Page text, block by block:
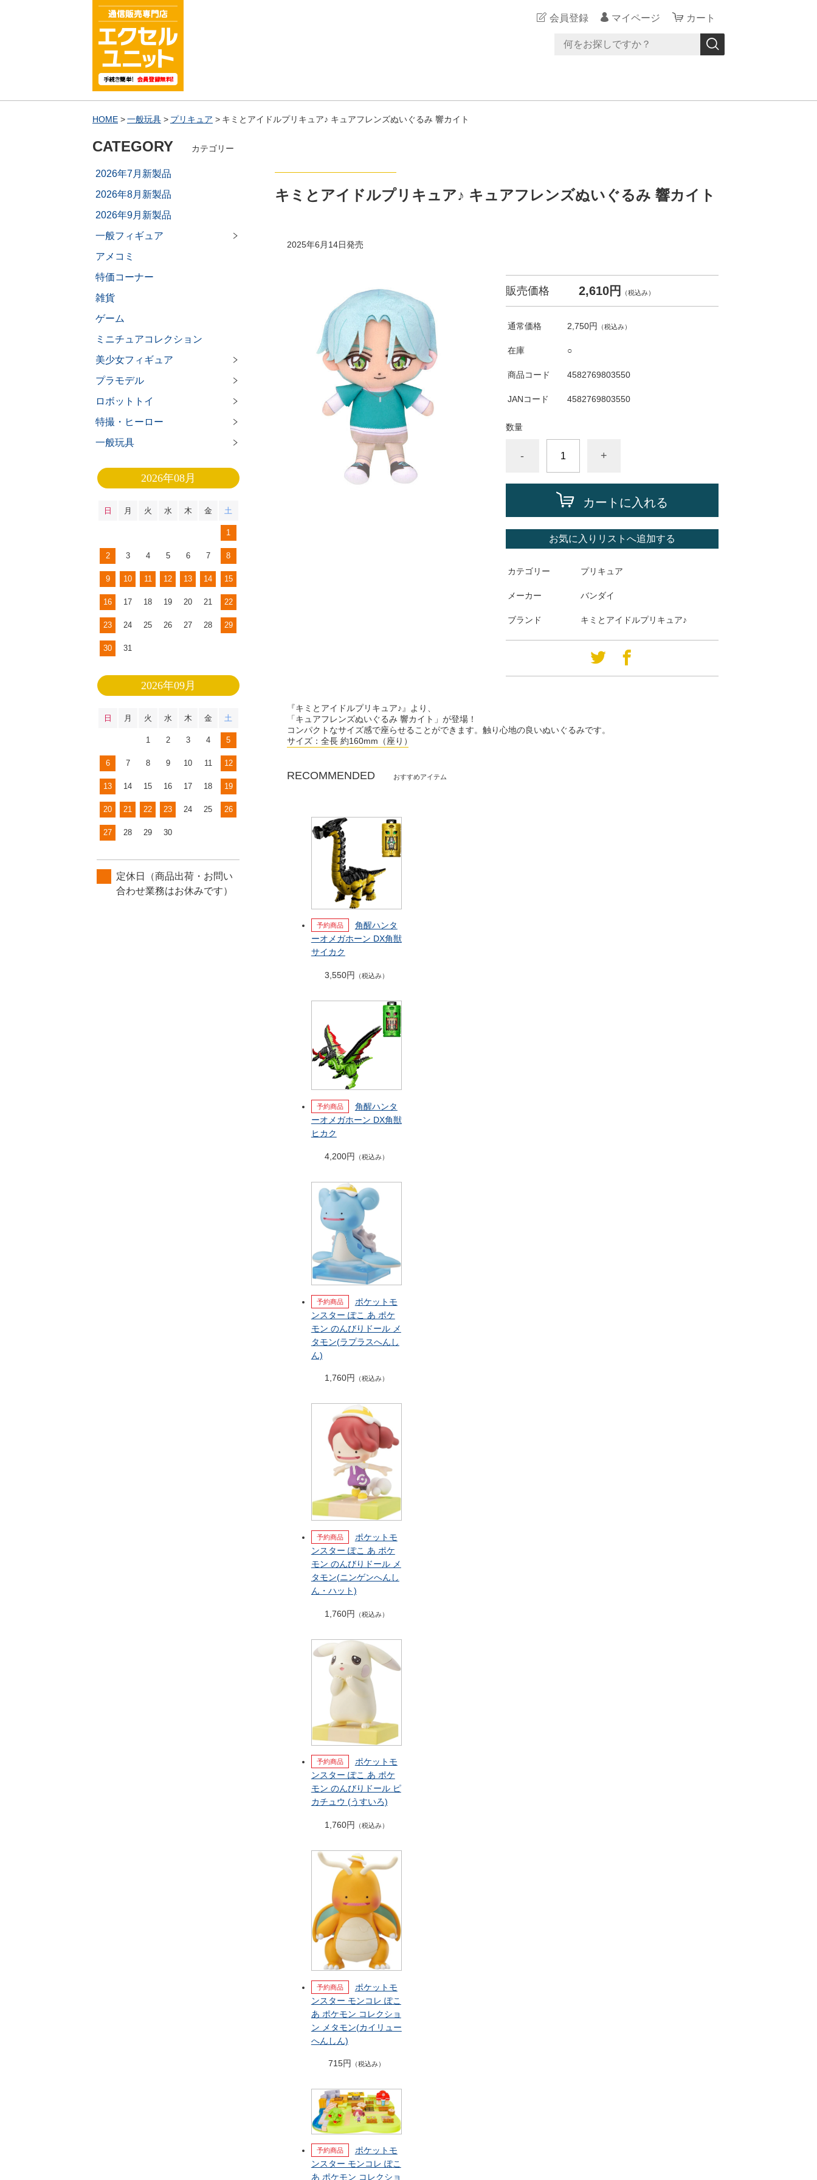
会員登録 マイページ カート
HOME 一般玩具 プリキュア キミとアイドルプリキュア♪ キュアフレンズぬいぐるみ 響カイト
キミとアイドルプリキュア♪ キュアフレンズぬいぐるみ 響カイト
2025年6月14日発売
販売価格 2,610円 （税込み）
通常価格 2,750円 （税込み）
在庫 ○
商品コード 4582769803550
JANコード 4582769803550
数量
- +
カートに入れる
お気に入りリストへ追加する
カテゴリー プリキュア
メーカー バンダイ
ブランド キミとアイドルプリキュア♪
『キミとアイドルプリキュア♪』より、
「キュアフレンズぬいぐるみ 響カイト」が登場！
コンパクトなサイズ感で座らせることができます。触り心地の良いぬいぐるみです。
サイズ：全長 約160mm（座り）
RECOMMENDED おすすめアイテム
角醒ハンタ
ーオメガホーン DX角獣
サイカク
3,550円 （税込み）
角醒ハンタ
ーオメガホーン DX角獣
ヒカク
4,200円 （税込み）
ポケットモ
ンスター ぽこ あ ポケ
モン のんびりドール メ
タモン(ラプラスへんし
ん)
1,760円 （税込み）
ポケットモ
ンスター ぽこ あ ポケ
モン のんびりドール メ
タモン(ニンゲンへんし
ん・ハット)
1,760円 （税込み）
ポケットモ
ンスター ぽこ あ ポケ
モン のんびりドール ピ
カチュウ (うすいろ)
1,760円 （税込み）
ポケットモ
ンスター モンコレ ぽこ
あ ポケモン コレクショ
ン メタモン(カイリュー
へんしん)
715円 （税込み）
ポケットモ
ンスター モンコレ ぽこ
あ ポケモン コレクショ
CATEGORY カテゴリー
2026年7月新製品
2026年8月新製品
2026年9月新製品
一般フィギュア
アメコミ
特価コーナー
雑貨
ゲーム
ミニチュアコレクション
美少女フィギュア
プラモデル
ロボットトイ
特撮・ヒーロー
一般玩具
2026年08月
日 月 火 水 木 金 土
1
2 3 4 5 6 7 8
9 10 11 12 13 14 15
16 17 18 19 20 21 22
23 24 25 26 27 28 29
30 31
2026年09月
日 月 火 水 木 金 土
1 2 3 4 5
6 7 8 9 10 11 12
13 14 15 16 17 18 19
20 21 22 23 24 25 26
27 28 29 30
定休日（商品出荷・お問い
合わせ業務はお休みです）